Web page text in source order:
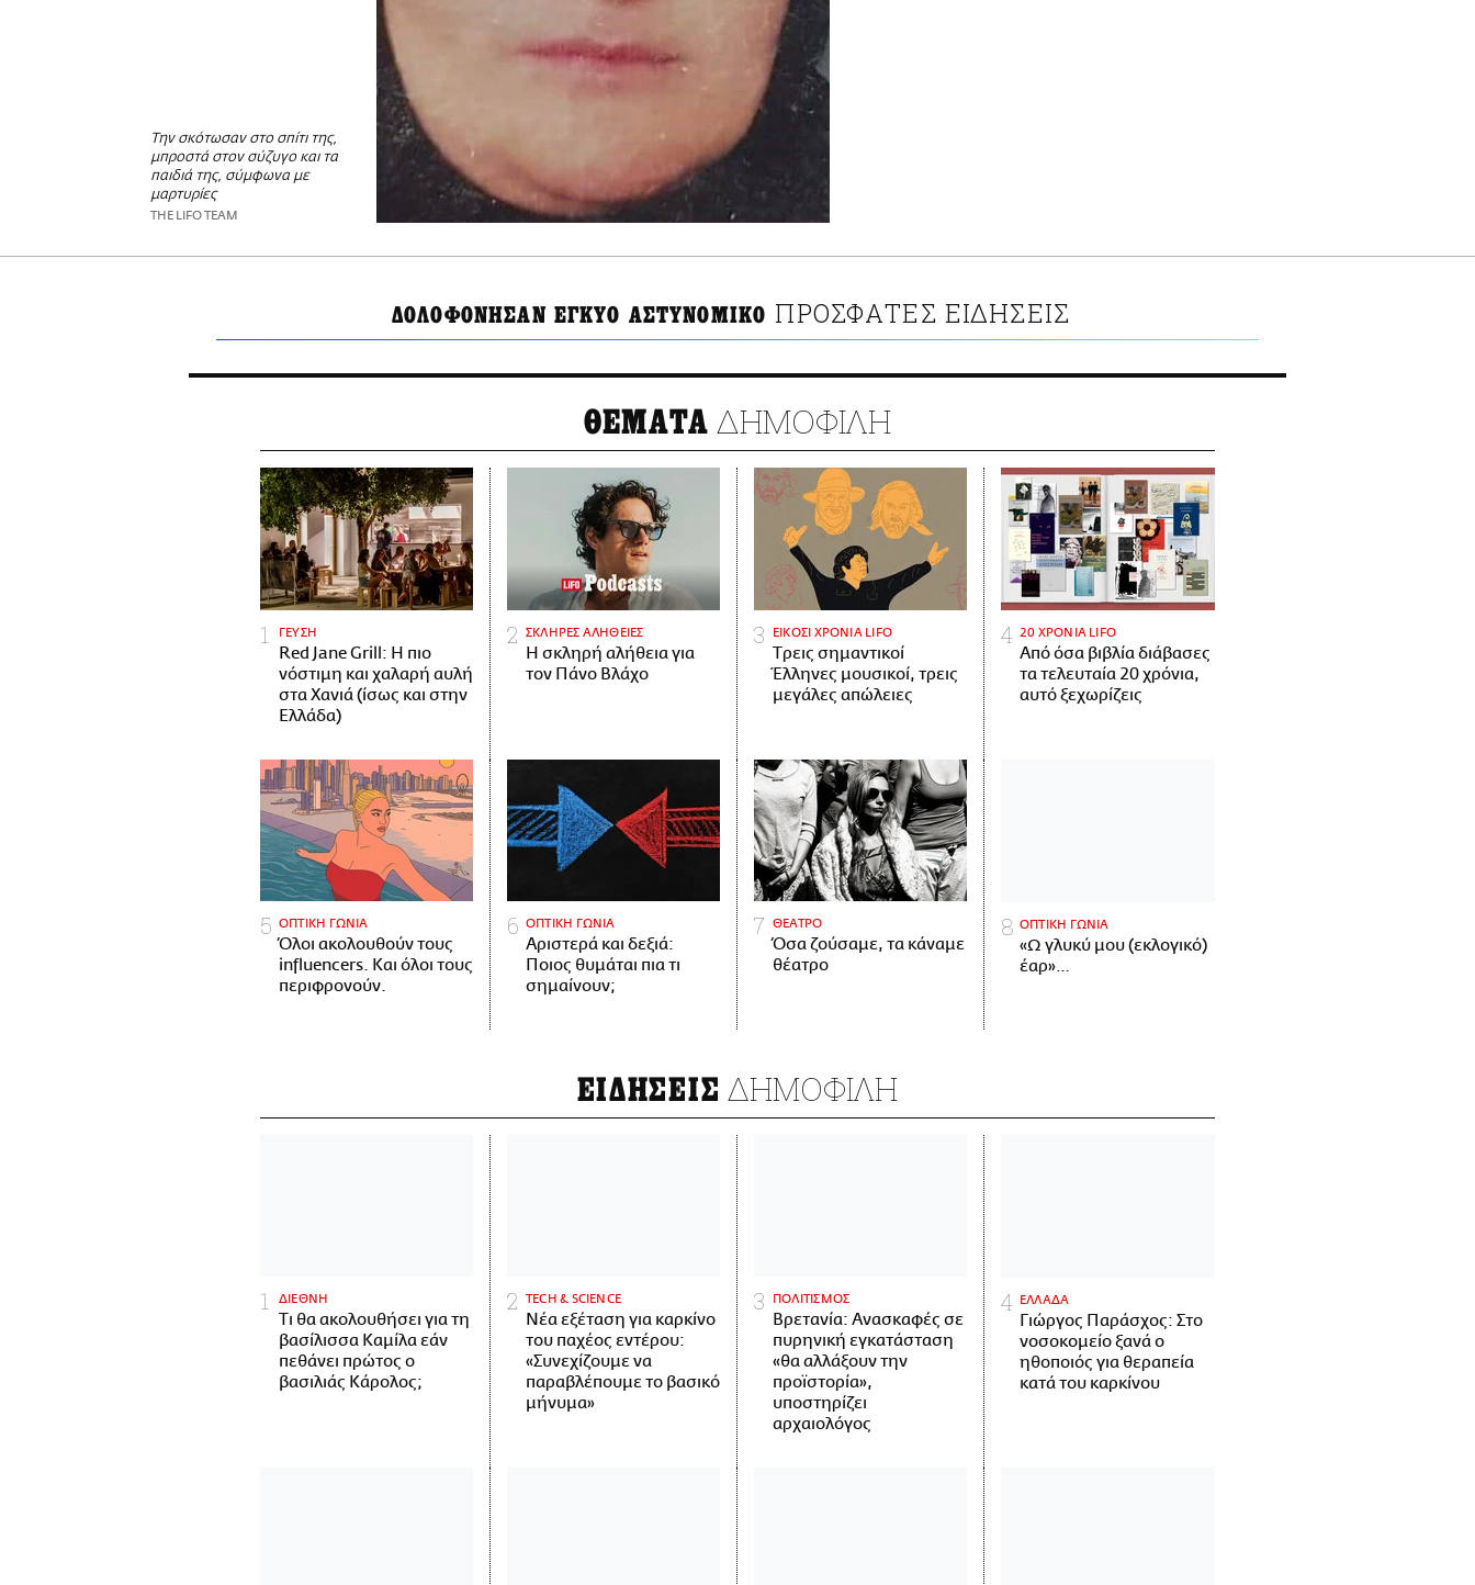
Την σκότωσαν στο σπίτι της,
μπροστά στον σύζυγο και τα
παιδιά της, σύμφωνα με
μαρτυρίες
THE LIFO TEAM
ΔΟΛΟΦΟΝΗΣΑΝ ΕΓΚΥΟ ΑΣΤΥΝΟΜΙΚΟ ΠΡΟΣΦΑΤΕΣ ΕΙΔΗΣΕΙΣ
ΘΕΜΑΤΑ ΔΗΜΟΦΙΛΗ
ΓΕΥΣΗ
Red Jane Grill: Η πιο
νόστιμη και χαλαρή αυλή
στα Χανιά (ίσως και στην
Ελλάδα)
ΣΚΛΗΡΕΣ ΑΛΗΘΕΙΕΣ
H σκληρή αλήθεια για
τον Πάνο Βλάχο
ΕΙΚΟΣΙ ΧΡΟΝΙΑ LIFO
Tρεις σημαντικοί
Έλληνες μουσικοί, τρεις
μεγάλες απώλειες
20 ΧΡΟΝΙΑ LIFO
Από όσα βιβλία διάβασες
τα τελευταία 20 χρόνια,
αυτό ξεχωρίζεις
ΟΠΤΙΚΗ ΓΩΝΙΑ
Όλοι ακολουθούν τους
influencers. Και όλοι τους
περιφρονούν.
ΟΠΤΙΚΗ ΓΩΝΙΑ
Αριστερά και δεξιά:
Ποιος θυμάται πια τι
σημαίνουν;
ΘΕΑΤΡΟ
Όσα ζούσαμε, τα κάναμε
θέατρο
ΟΠΤΙΚΗ ΓΩΝΙΑ
«Ω γλυκύ μου (εκλογικό)
έαρ»…
ΕΙΔΗΣΕΙΣ ΔΗΜΟΦΙΛΗ
ΔΙΕΘΝΗ
Τι θα ακολουθήσει για τη
βασίλισσα Καμίλα εάν
πεθάνει πρώτος ο
βασιλιάς Κάρολος;
ΤECH & SCIENCE
Νέα εξέταση για καρκίνο
του παχέος εντέρου:
«Συνεχίζουμε να
παραβλέπουμε το βασικό
μήνυμα»
ΠΟΛΙΤΙΣΜΟΣ
Βρετανία: Ανασκαφές σε
πυρηνική εγκατάσταση
«θα αλλάξουν την
προϊστορία»,
υποστηρίζει
αρχαιολόγος
ΕΛΛΑΔΑ
Γιώργος Παράσχος: Στο
νοσοκομείο ξανά ο
ηθοποιός για θεραπεία
κατά του καρκίνου